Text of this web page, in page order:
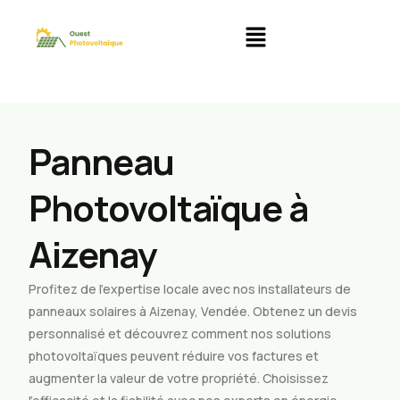
Panneau
Photovoltaïque à
Aizenay
Profitez de l’expertise locale avec nos installateurs de
panneaux solaires à Aizenay, Vendée. Obtenez un devis
personnalisé et découvrez comment nos solutions
photovoltaïques peuvent réduire vos factures et
augmenter la valeur de votre propriété. Choisissez